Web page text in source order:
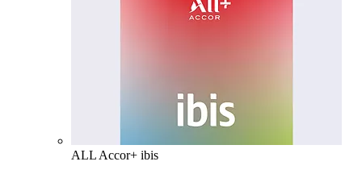
ALL Accor+ ibis